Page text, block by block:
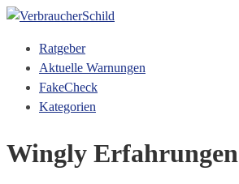
Ratgeber
Aktuelle Warnungen
FakeCheck
Kategorien
Wingly Erfahrungen